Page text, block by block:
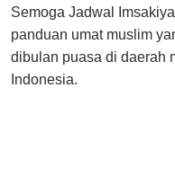
Semoga Jadwal
panduan umat muslim
dibulan puasa di daerah
Indonesia.